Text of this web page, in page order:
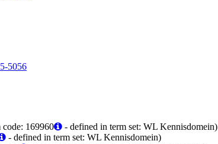
5056
code: 169960
- defined in term set: WL Kennisdomein)
- defined in term set: WL Kennisdomein)